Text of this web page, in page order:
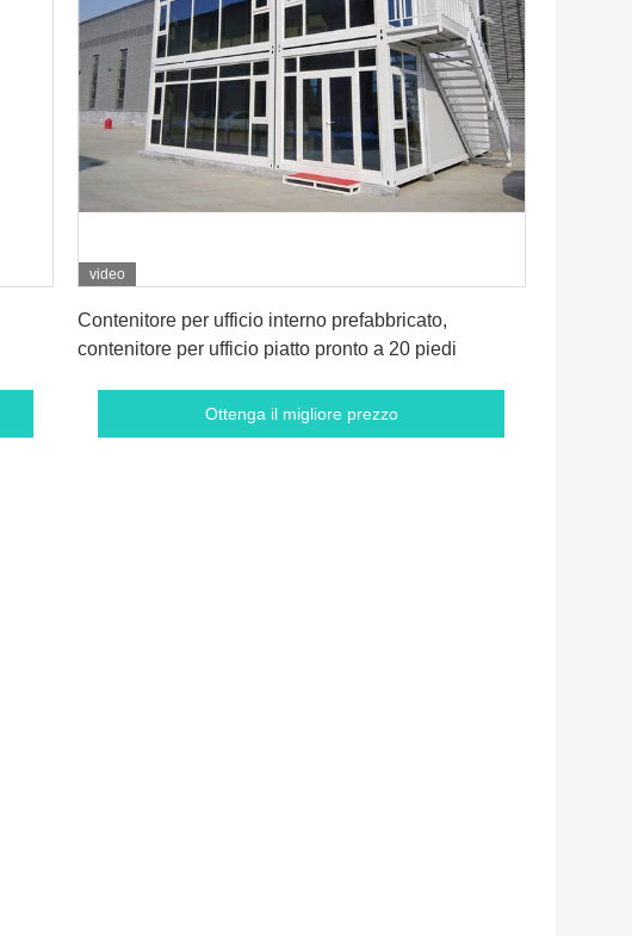
video
Contenitore per ufficio interno prefabbricato,
contenitore per ufficio piatto pronto a 20 piedi
Ottenga il migliore prezzo